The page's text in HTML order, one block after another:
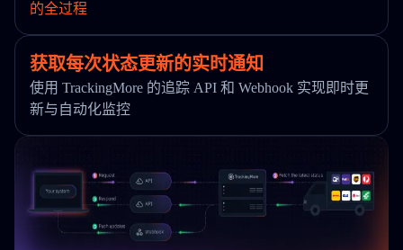
的全过程
获取每次状态更新的实时通知
使用 TrackingMore 的追踪 API 和 Webhook 实现即时更
新与自动化监控